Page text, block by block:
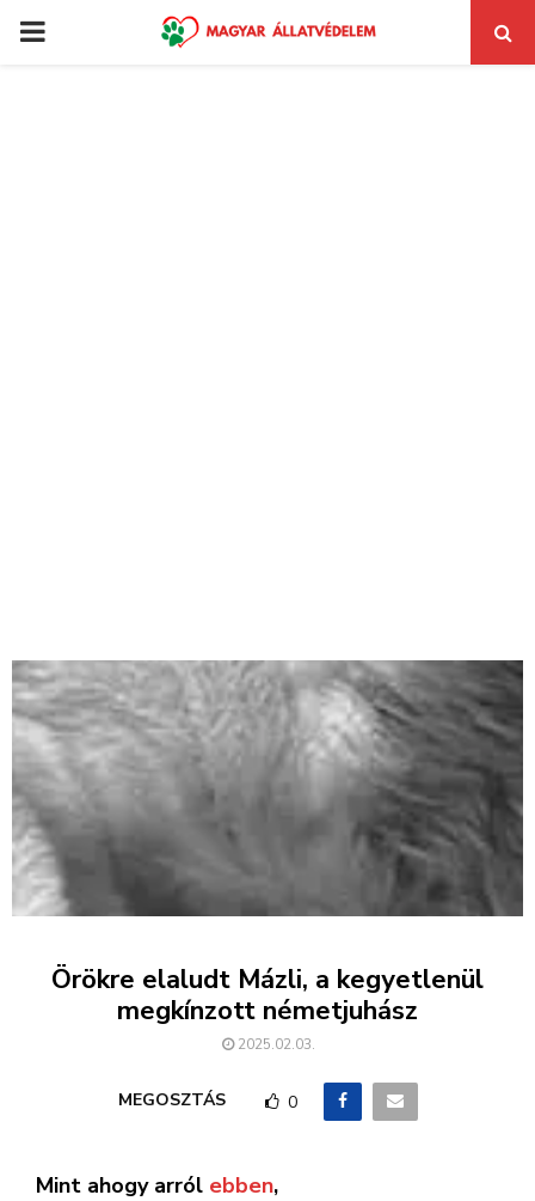
PRIMARY
Örökre elaludt Mázli, a kegyetlenül
megkínzott németjuhász
2025.02.03.
MEGOSZTÁS 0
Mint ahogy arról ebben,